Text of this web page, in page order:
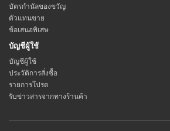
บัตรกำนัลของขวัญ
ตัวแทนขาย
ข้อเสนอพิเสษ
บัญชีผู้ใช้
บัญชีผู้ใช้
ประวัติการสั่งซื้อ
รายการโปรด
รับข่าวสารจากทางร้านค้า